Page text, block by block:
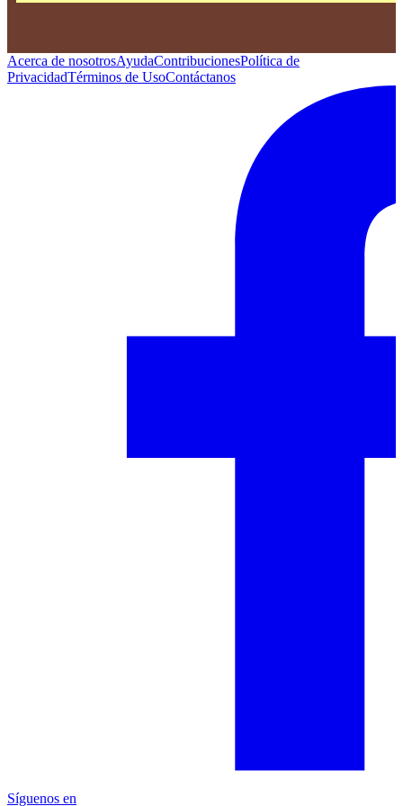
Acerca de nosotrosAyudaContribucionesPolítica de
PrivacidadTérminos de UsoContáctanos
Síguenos en